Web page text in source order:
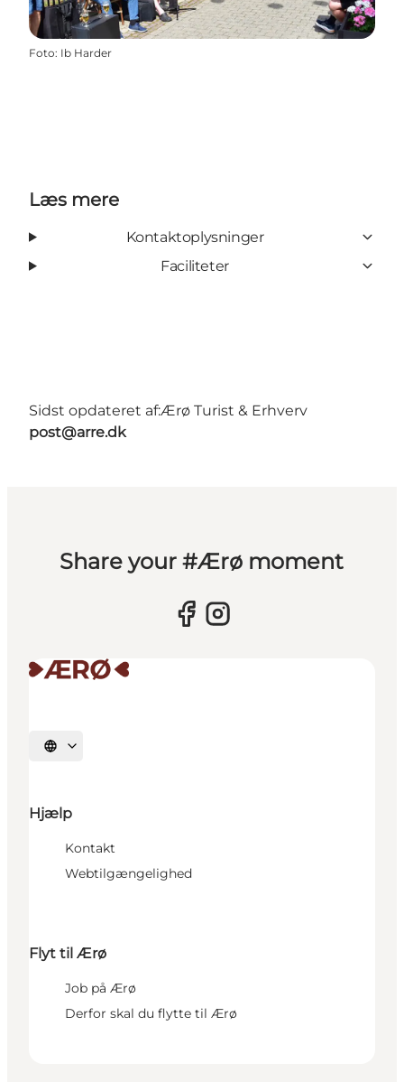
Foto: Ib Harder
Læs mere
Kontaktoplysninger
Faciliteter
Sidst opdateret af:Ærø Turist & Erhverv
post@arre.dk
Share your #Ærø moment
Vælg sprog
Hjælp
Kontakt
Webtilgængelighed
Flyt til Ærø
Job på Ærø
Derfor skal du flytte til Ærø